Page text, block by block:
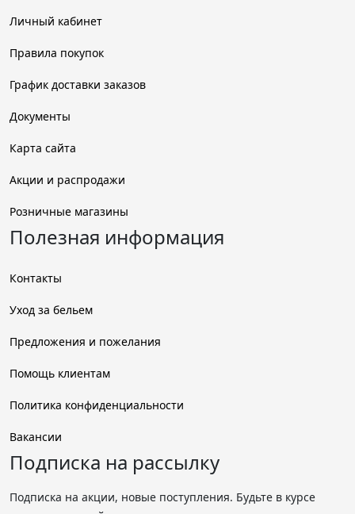
Личный кабинет
Правила покупок
График доставки заказов
Документы
Карта сайта
Акции и распродажи
Розничные магазины
Полезная информация
Контакты
Уход за бельем
Предложения и пожелания
Помощь клиентам
Политика конфиденциальности
Вакансии
Подписка на рассылку
Подписка на акции, новые поступления. Будьте в курсе